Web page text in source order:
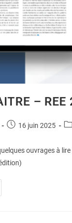
–
16 juin 2025
ouvrages à